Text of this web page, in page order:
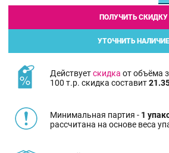
ПОЛУЧИТЬ СКИДКУ
УТОЧНИТЬ НАЛИЧИЕ
Действуетскидка от объёма
100 т.р. скидка составит
Минимальная партия - 1
рассчитана на основе веса